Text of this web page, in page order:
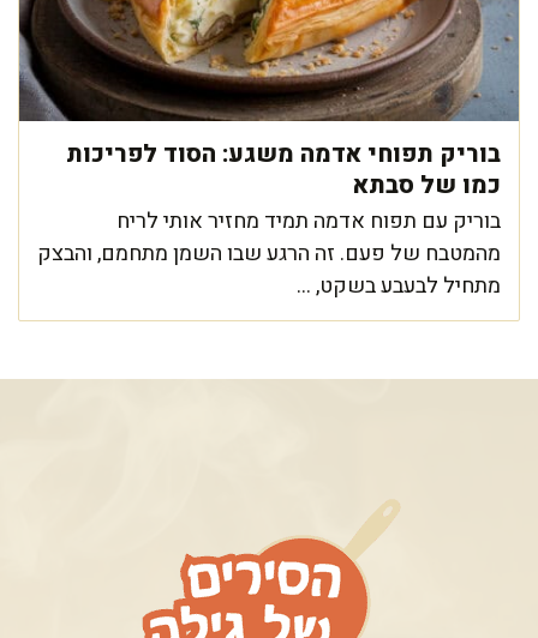
בוריק תפוחי אדמה משגע: הסוד לפריכות
כמו של סבתא
בוריק עם תפוח אדמה תמיד מחזיר אותי לריח
מהמטבח של פעם. זה הרגע שבו השמן מתחמם, והבצק
מתחיל לבעבע בשקט, ...